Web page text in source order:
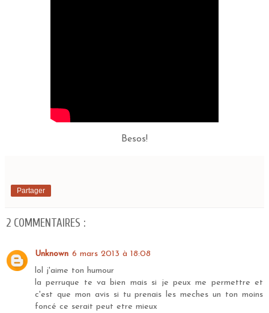
Besos!
Partager
2 COMMENTAIRES :
Unknown 6 mars 2013 à 18:08
lol j'aime ton humour
la perruque te va bien mais si je peux me permettre et
c'est que mon avis si tu prenais les meches un ton moins
foncé ce serait peut etre mieux